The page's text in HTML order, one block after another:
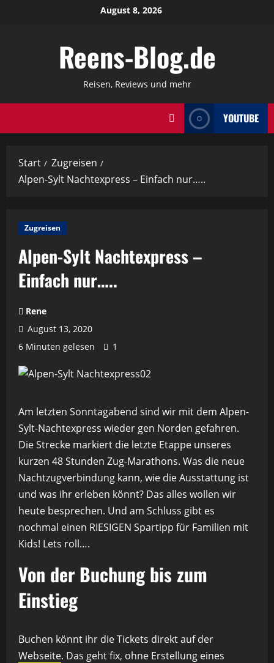
August 8, 2026
Reens-Blog.de
Reisen, Reviews und mehr
YOUTUBE
Start
Zugreisen
Alpen-Sylt Nachtexpress – Einfach nur…..
Zugreisen
Alpen-Sylt Nachtexpress –
Einfach nur…..
Rene
August 13, 2020
6 Minuten gelesen
1
Am letzten Sonntagabend sind wir mit dem Alpen-
Sylt-Nachtexpress wieder gen Norden gefahren.
Die Strecke markiert die letzte Etappe unseres
kurzen 48 Stunden Zug-Marathons. Was die neue
Nachtzugverbindung kann, wie die Ausstattung ist
und was ihr erleben könnt? Das alles wollen wir
heute besprechen. Und am Schluss gibt es
nochmal einen RIESIGEN Spartipp für Familien mit
Kids! Lets roll….
Von der Buchung bis zum
Einstieg
Buchen könnt ihr die Tickets direkt auf der
Webseite. Das geht fix, ohne Erstellung eines